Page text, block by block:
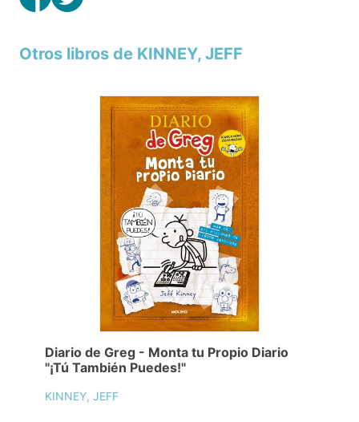
Otros libros de KINNEY, JEFF
Diario de Greg - Monta tu Propio Diario
"¡Tú También Puedes!"
KINNEY, JEFF